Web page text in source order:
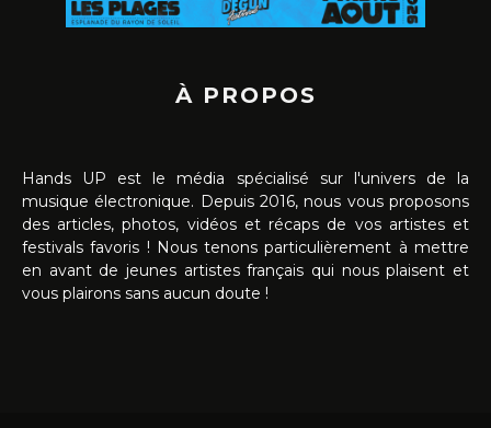
À PROPOS
Hands UP est le média spécialisé sur l'univers de la
musique électronique. Depuis 2016, nous vous proposons
des articles, photos, vidéos et récaps de vos artistes et
festivals favoris ! Nous tenons particulièrement à mettre
en avant de jeunes artistes français qui nous plaisent et
vous plairons sans aucun doute !